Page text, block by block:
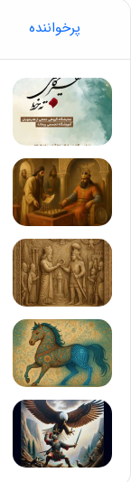
پرخواننده